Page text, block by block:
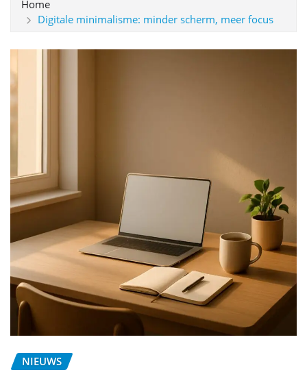
Home
Digitale minimalisme: minder scherm, meer focus
NIEUWS